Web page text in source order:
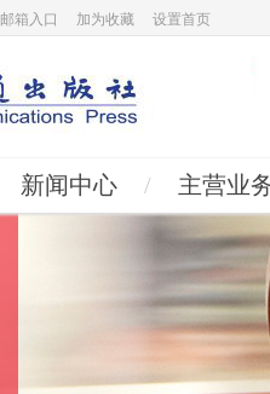
邮箱入口 加为收藏 设置首页
新闻中心 / 主营业